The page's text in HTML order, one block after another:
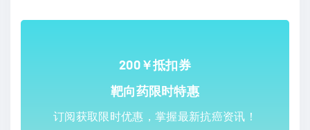
200￥抵扣券
靶向药限时特惠
订阅获取限时优惠，掌握最新抗癌资讯！